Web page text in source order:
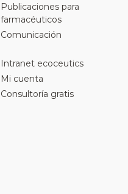
Publicaciones para
farmacéuticos
Comunicación
Intranet ecoceutics
Mi cuenta
Consultoría gratis